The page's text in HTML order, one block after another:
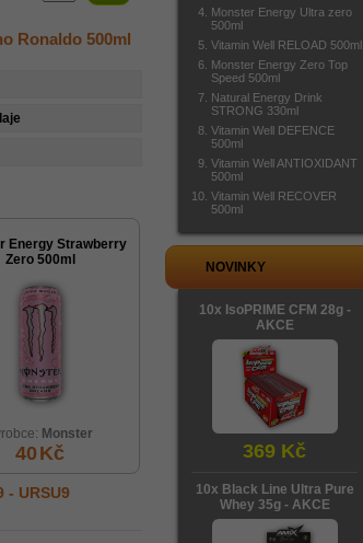
Ronaldo 500ml
Energy Strawberry
Zero 500ml
Monster
40 Kč
- URSU9
Monster Energy Ultra zero
500ml
Vitamin Well RELOAD 500ml
Monster Energy Zero Top
Speed 500ml
Natural Energy Drink
STRONG 330ml
Vitamin Well DEFENCE
500ml
Vitamin Well ANTIOXIDANT
500ml
Vitamin Well RECOVER
500ml
NOVINKY
10x IsoPRIME CFM 28g -
AKCE
369 Kč
10x Black Line Ultra Pure
Whey 35g - AKCE